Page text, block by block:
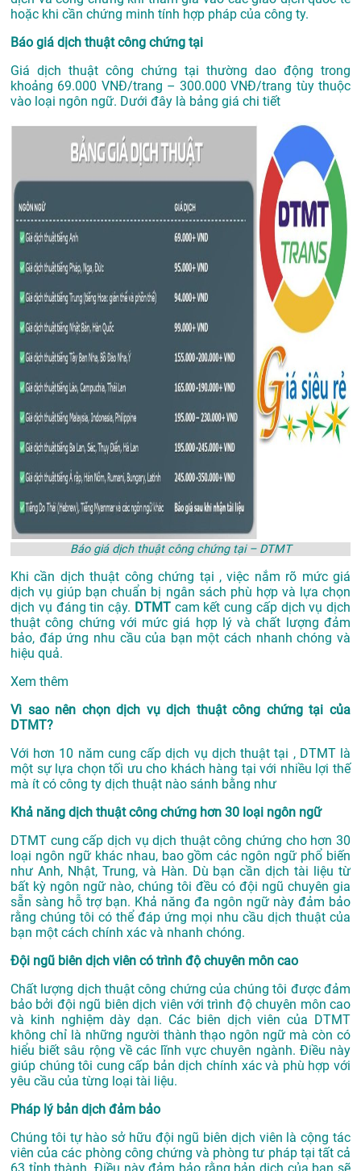
hoặc khi cần chứng minh tính hợp pháp của công ty.
Báo giá dịch thuật công chứng tại
Giá dịch thuật công chứng tại thường dao động trong
khoảng 69.000 VNĐ/trang – 300.000 VNĐ/trang tùy thuộc
vào loại ngôn ngữ. Dưới đây là bảng giá chi tiết
Báo giá dịch thuật công chứng tại – DTMT
Khi cần dịch thuật công chứng tại , việc nắm rõ mức giá
dịch vụ giúp bạn chuẩn bị ngân sách phù hợp và lựa chọn
dịch vụ đáng tin cậy. DTMT cam kết cung cấp dịch vụ dịch
thuật công chứng với mức giá hợp lý và chất lượng đảm
bảo, đáp ứng nhu cầu của bạn một cách nhanh chóng và
hiệu quả.
Xem thêm
Vì sao nên chọn dịch vụ dịch thuật công chứng tại của
DTMT?
Với hơn 10 năm cung cấp dịch vụ dịch thuật tại , DTMT là
một sự lựa chọn tối ưu cho khách hàng tại với nhiều lợi thế
mà ít có công ty dịch thuật nào sánh bằng như
Khả năng dịch thuật công chứng hơn 30 loại ngôn ngữ
DTMT cung cấp dịch vụ dịch thuật công chứng cho hơn 30
loại ngôn ngữ khác nhau, bao gồm các ngôn ngữ phổ biến
như Anh, Nhật, Trung, và Hàn. Dù bạn cần dịch tài liệu từ
bất kỳ ngôn ngữ nào, chúng tôi đều có đội ngũ chuyên gia
sẵn sàng hỗ trợ bạn. Khả năng đa ngôn ngữ này đảm bảo
rằng chúng tôi có thể đáp ứng mọi nhu cầu dịch thuật của
bạn một cách chính xác và nhanh chóng.
Đội ngũ biên dịch viên có trình độ chuyên môn cao
Chất lượng dịch thuật công chứng của chúng tôi được đảm
bảo bởi đội ngũ biên dịch viên với trình độ chuyên môn cao
và kinh nghiệm dày dạn. Các biên dịch viên của DTMT
không chỉ là những người thành thạo ngôn ngữ mà còn có
hiểu biết sâu rộng về các lĩnh vực chuyên ngành. Điều này
giúp chúng tôi cung cấp bản dịch chính xác và phù hợp với
yêu cầu của từng loại tài liệu.
Pháp lý bản dịch đảm bảo
Chúng tôi tự hào sở hữu đội ngũ biên dịch viên là cộng tác
viên của các phòng công chứng và phòng tư pháp tại tất cả